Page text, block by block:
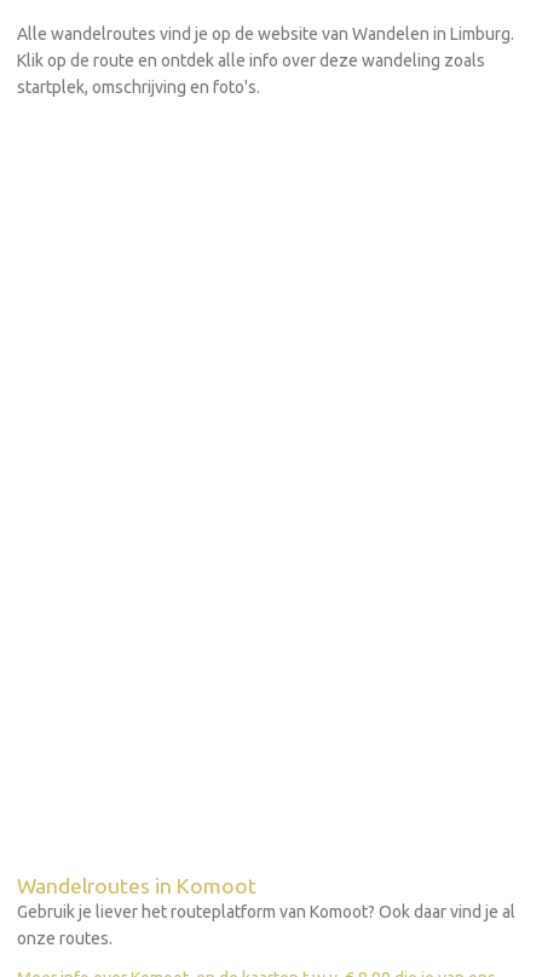
Alle wandelroutes vind je op de website van Wandelen in Limburg.
Klik op de route en ontdek alle info over deze wandeling zoals
startplek, omschrijving en foto's.
Wandelroutes in Komoot
Gebruik je liever het routeplatform van Komoot? Ook daar vind je al
onze routes.